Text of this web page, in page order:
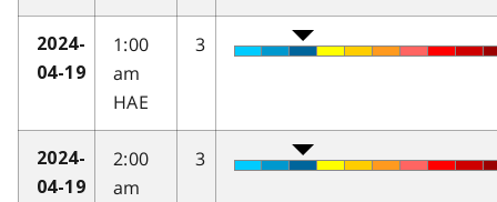
2024-
04-19
1:00
am
HAE
3
2024-
04-19
2:00
am
3